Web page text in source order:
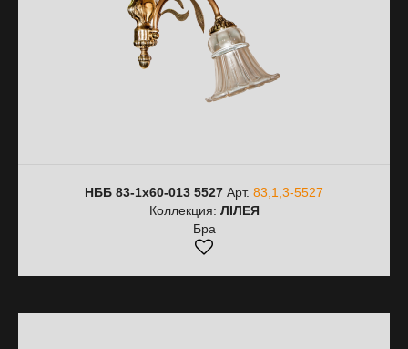
НББ 83-1х60-013 5527 Арт. 83,1,3-5527
Коллекция: ЛІЛЕЯ
Бра